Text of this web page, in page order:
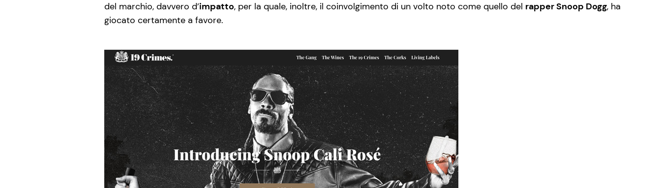
del marchio, davvero d’impatto, per la quale, inoltre, il coinvolgimento di un volto noto come quello del rapper Snoop Dogg, ha
giocato certamente a favore.